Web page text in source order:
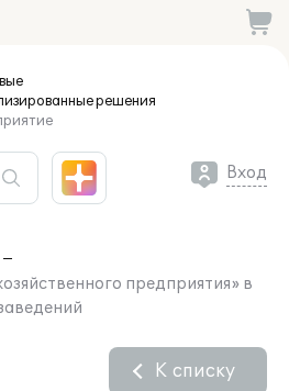
решения
Вход
предприятия» в
К списку